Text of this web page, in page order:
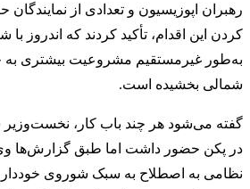
رهبران اپوزیسیون و تعدادی از
کردن این اقدام، تأکید کردند که اندروز
به‌طور غیرمستقیم مشروعیت بیشتری به
شمالی بخشیده است.
گفته می‌شود هر چند باب کار، نخست‌وزیر
در پکن حضور داشت اما طبق گزارش‌ها
نظامی به اصطلاح به سبک شوروی